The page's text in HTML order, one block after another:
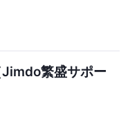
繁盛サポー